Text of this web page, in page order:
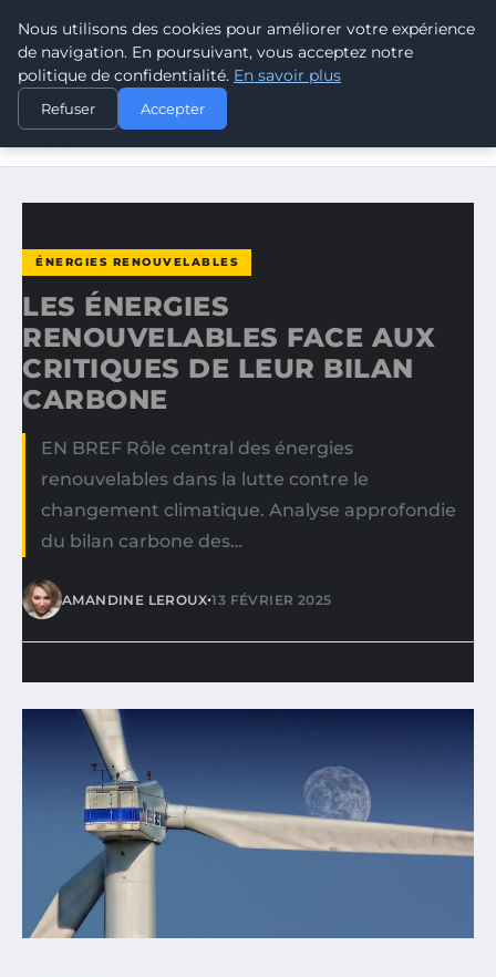
CLIMATE GUARDIAN
ACCUEIL
ÉNERGIES RENOUVELABLES
LES ÉNERGIES RENOUVELABLES FACE AUX CRITIQUES DE
ÉNERGIES RENOUVELABLES
LES ÉNERGIES
RENOUVELABLES FACE AUX
CRITIQUES DE LEUR BILAN
CARBONE
EN BREF Rôle central des énergies
renouvelables dans la lutte contre le
changement climatique. Analyse approfondie
du bilan carbone des…
AMANDINE LEROUX•13 FÉVRIER 2025
Nous utilisons des cookies pour améliorer votre expérience
de navigation. En poursuivant, vous acceptez notre
politique de confidentialité. En savoir plus
Refuser Accepter